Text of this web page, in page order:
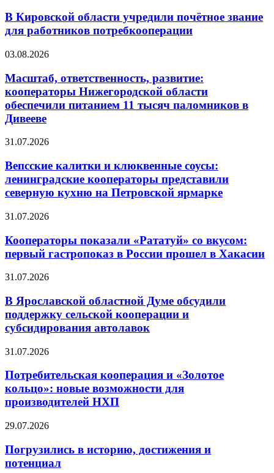
В Кировской области учредили почётное звание
для работников потребкооперации
03.08.2026
Масштаб, ответственность, развитие:
кооператоры Нижегородской области
обеспечили питанием 11 тысяч паломников в
Дивееве
31.07.2026
Вепсские калитки и клюквенные соусы:
ленинградские кооператоры представили
северную кухню на Петровской ярмарке
31.07.2026
Кооператоры показали «Рататуй» со вкусом:
первый гастропоказ в России прошел в Хакасии
31.07.2026
В Ярославской областной Думе обсудили
поддержку сельской кооперации и
субсидирования автолавок
31.07.2026
Потребительская кооперация и «Золотое
кольцо»: новые возможности для
производителей НХП
29.07.2026
Погрузились в историю, достижения и
потенциал